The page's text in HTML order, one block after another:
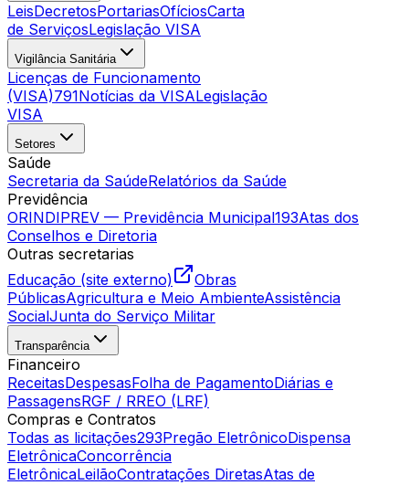
LeisDecretosPortariasOfíciosCarta
de ServiçosLegislação VISA
Vigilância Sanitária
Licenças de Funcionamento
(VISA)791Notícias da VISALegislação
VISA
Setores
Saúde
Secretaria da SaúdeRelatórios da Saúde
Previdência
ORINDIPREV — Previdência Municipal193Atas dos
Conselhos e Diretoria
Outras secretarias
Educação (site externo)
Obras
PúblicasAgricultura e Meio AmbienteAssistência
SocialJunta do Serviço Militar
Transparência
Financeiro
ReceitasDespesasFolha de PagamentoDiárias e
PassagensRGF / RREO (LRF)
Compras e Contratos
Todas as licitações293Pregão EletrônicoDispensa
EletrônicaConcorrência
EletrônicaLeilãoContratações DiretasAtas de